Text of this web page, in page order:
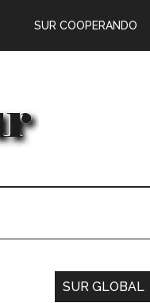
SUR COOPERANDO
SUR GLOBAL